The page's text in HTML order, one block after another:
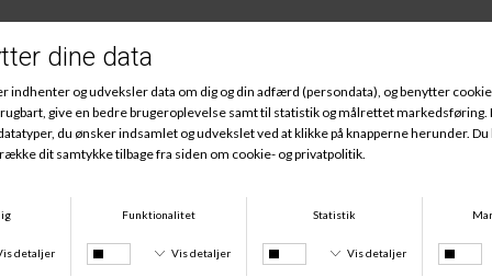
Andre købte også
-25%